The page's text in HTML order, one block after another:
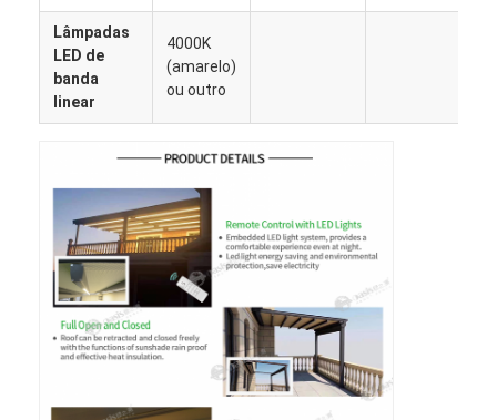
Jardim de carros
Cortinas da trilha do fecho de correr
Lâmpadas
LED de
banda
linear
4000K
(amarelo)
ou outro